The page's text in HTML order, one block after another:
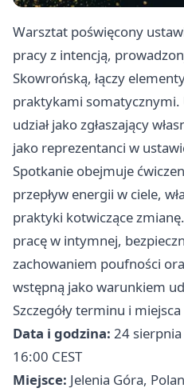
Warsztat poświęcony
pracy z intencją,
Skowrońską, łączy
praktykami somatycznymi.
udział jako zgłaszający
jako reprezentanci w
Spotkanie obejmuje
przepływ energii w ciele,
praktyki kotwiczące
pracę w intymnej,
zachowaniem poufności
wstępną jako warunkiem
Szczegóły terminu i miejsca
Data i godzina: 24
16:00 CEST
Miejsce: Jelenia Góra,